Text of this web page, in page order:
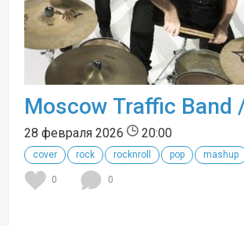
28 февраля 2026 20:00
cover rock rocknroll pop mashup
0 0